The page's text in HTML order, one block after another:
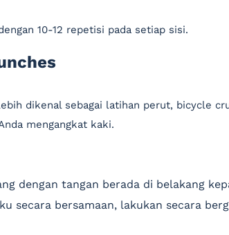
10-12 repetisi pada setiap sisi.
dikenal sebagai latihan perut, bicycle
mengangkat kaki.
dengan tangan berada di belakang
secara bersamaan, lakukan secara